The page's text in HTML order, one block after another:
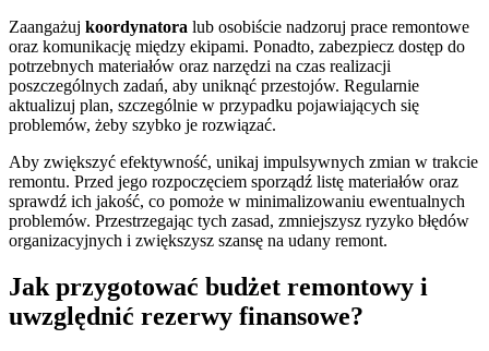
Zaangażuj koordynatora lub osobiście nadzoruj prace remontowe
oraz komunikację między ekipami. Ponadto, zabezpiecz dostęp do
potrzebnych materiałów oraz narzędzi na czas realizacji
poszczególnych zadań, aby uniknąć przestojów. Regularnie
aktualizuj plan, szczególnie w przypadku pojawiających się
problemów, żeby szybko je rozwiązać.
Aby zwiększyć efektywność, unikaj impulsywnych zmian w trakcie
remontu. Przed jego rozpoczęciem sporządź listę materiałów oraz
sprawdź ich jakość, co pomoże w minimalizowaniu ewentualnych
problemów. Przestrzegając tych zasad, zmniejszysz ryzyko błędów
organizacyjnych i zwiększysz szansę na udany remont.
Jak przygotować budżet remontowy i
uwzględnić rezerwy finansowe?